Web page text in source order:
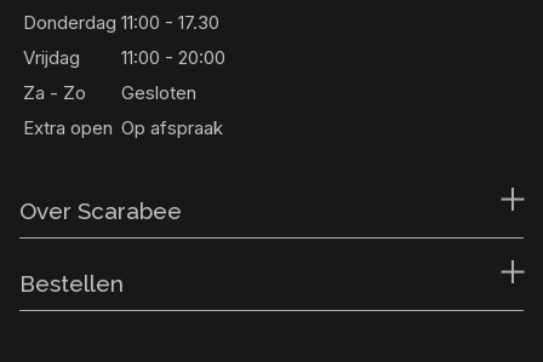
Donderdag 11:00 - 17.30
Vrijdag
11:00 - 20:00
Za - Zo
Gesloten
Extra open Op afspraak
Over Scarabee
Bestellen